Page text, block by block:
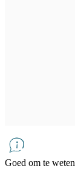
Goed om te weten